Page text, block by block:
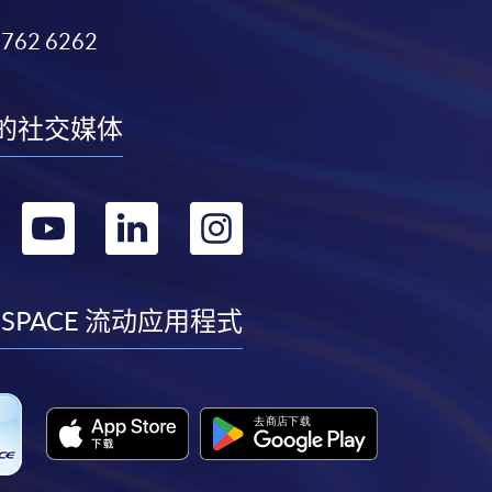
6262
社交媒体
转
youtube
转
linkedin
转
instagram
流动应用程式